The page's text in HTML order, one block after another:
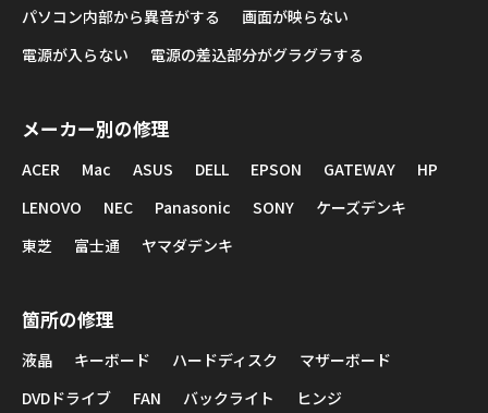
パソコン内部から異音がする
画面が映らない
電源が入らない
電源の差込部分がグラグラする
メーカー別の修理
ACER Mac ASUS DELL EPSON GATEWAY
HP
LENOVO
NEC Panasonic SONY
ケーズデンキ
東芝
富士通 ヤマダデンキ
箇所の修理
液晶 キーボード ハードディスク
マザーボード
DVDドライブ
FAN バックライト ヒンジ